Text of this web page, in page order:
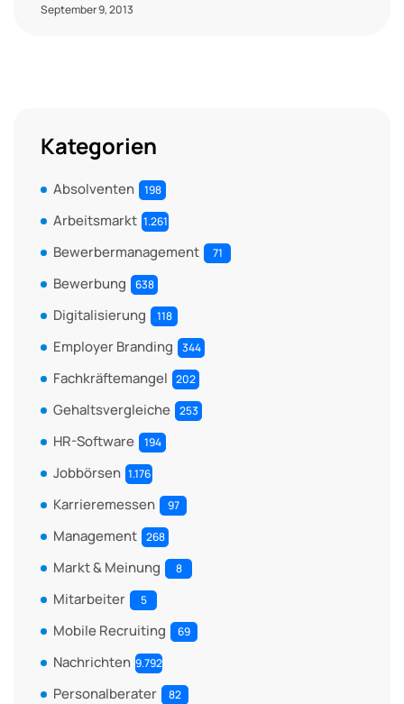
September 9, 2013
Kategorien
Absolventen 198
Arbeitsmarkt 1.261
Bewerbermanagement 71
Bewerbung 638
Digitalisierung 118
Employer Branding 344
Fachkräftemangel 202
Gehaltsvergleiche 253
HR-Software 194
Jobbörsen 1.176
Karrieremessen 97
Management 268
Markt & Meinung 8
Mitarbeiter 5
Mobile Recruiting 69
Nachrichten 9.792
Personalberater 82